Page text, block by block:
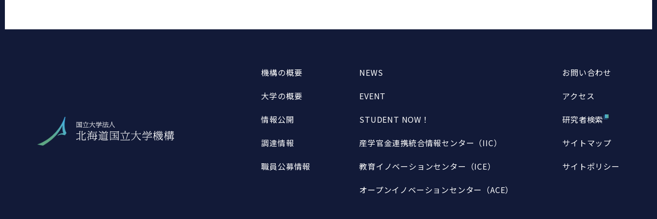
機構の概要
大学の概要
情報公開
調達情報
職員公募情報
NEWS
EVENT
STUDENT NOW！
産学官金連携統合情報センター（IIC）
教育イノベーションセンター（ICE）
オープンイノベーションセンター（ACE）
お問い合わせ
アクセス
研究者検索
サイトマップ
サイトポリシー